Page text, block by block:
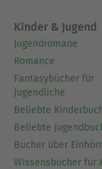
Kinder & Jugend
Jugendromane
Romance
Fantasybücher für
Jugendliche
Beliebte
Beliebte
Bücher über
Wissensbücher für